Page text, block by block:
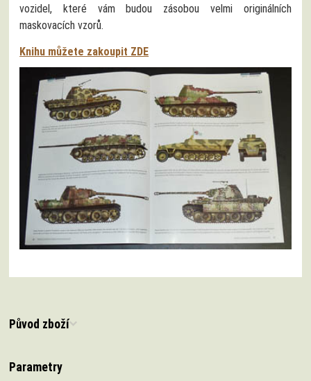
vozidel, které vám budou zásobou velmi originálních
maskovacích vzorů.
Knihu můžete zakoupit ZDE
Původ zboží
Parametry